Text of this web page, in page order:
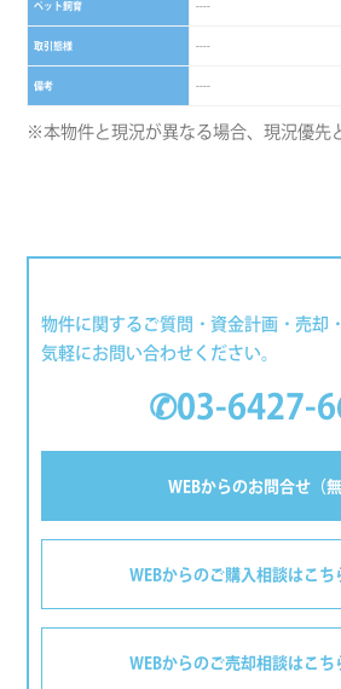
ペット飼育 ----
取引態様 ----
備考 ----
※本物件と現況が異なる場合、現況優先
物件に関するご質問・資金計画・売却
気軽にお問い合わせください。
✆03-6427-
WEBからのお問合せ（無
WEBからのご購入相談はこち
WEBからのご売却相談はこち